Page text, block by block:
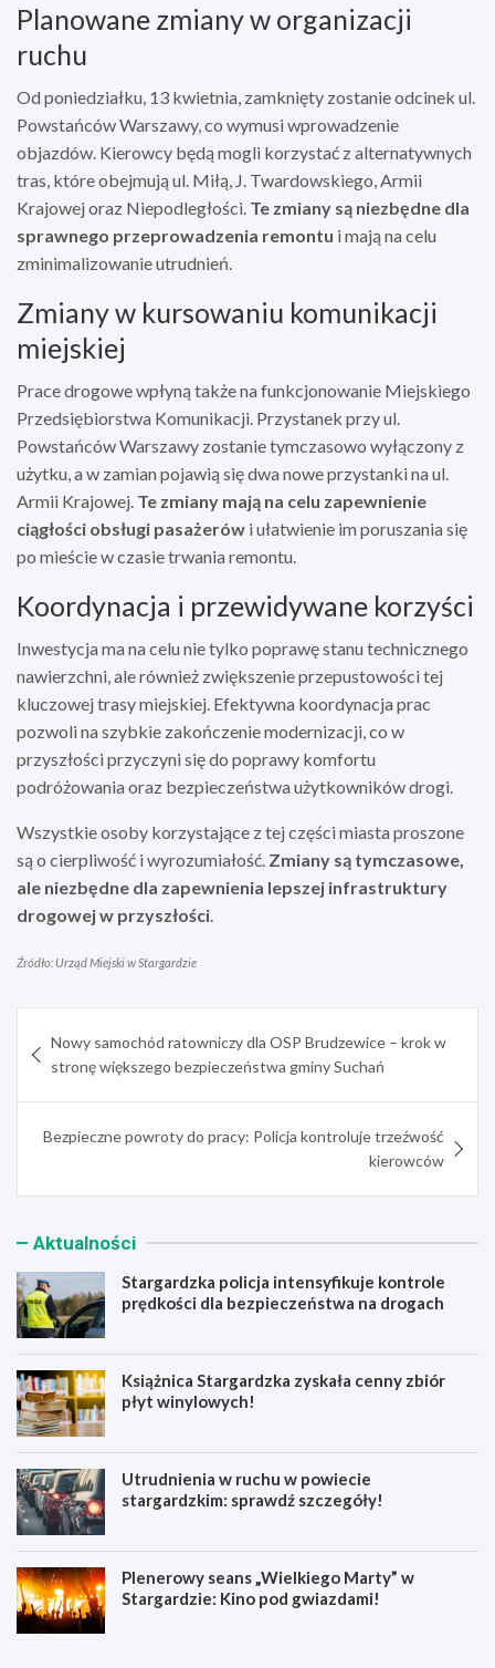
Planowane zmiany w organizacji
ruchu
Od poniedziałku, 13 kwietnia, zamknięty zostanie odcinek ul.
Powstańców Warszawy, co wymusi wprowadzenie
objazdów. Kierowcy będą mogli korzystać z alternatywnych
tras, które obejmują ul. Miłą, J. Twardowskiego, Armii
Krajowej oraz Niepodległości. Te zmiany są niezbędne dla
sprawnego przeprowadzenia remontu i mają na celu
zminimalizowanie utrudnień.
Zmiany w kursowaniu komunikacji
miejskiej
Prace drogowe wpłyną także na funkcjonowanie Miejskiego
Przedsiębiorstwa Komunikacji. Przystanek przy ul.
Powstańców Warszawy zostanie tymczasowo wyłączony z
użytku, a w zamian pojawią się dwa nowe przystanki na ul.
Armii Krajowej. Te zmiany mają na celu zapewnienie
ciągłości obsługi pasażerów i ułatwienie im poruszania się
po mieście w czasie trwania remontu.
Koordynacja i przewidywane korzyści
Inwestycja ma na celu nie tylko poprawę stanu technicznego
nawierzchni, ale również zwiększenie przepustowości tej
kluczowej trasy miejskiej. Efektywna koordynacja prac
pozwoli na szybkie zakończenie modernizacji, co w
przyszłości przyczyni się do poprawy komfortu
podróżowania oraz bezpieczeństwa użytkowników drogi.
Wszystkie osoby korzystające z tej części miasta proszone
są o cierpliwość i wyrozumiałość. Zmiany są tymczasowe,
ale niezbędne dla zapewnienia lepszej infrastruktury
drogowej w przyszłości
Źródło: Urząd Miejski w Stargardzie
wpisu
Nowy samochód ratowniczy dla OSP Brudzewice – krok w
stronę większego bezpieczeństwa gminy Suchań
Bezpieczne powroty do pracy: Policja kontroluje trzeźwość
kierowców
Aktualności
Stargardzka policja intensyfikuje kontrole
prędkości dla bezpieczeństwa na drogach
Książnica Stargardzka zyskała cenny zbiór
płyt winylowych!
Utrudnienia w ruchu w powiecie
stargardzkim: sprawdź szczegóły!
Plenerowy seans „Wielkiego Marty” w
Stargardzie: Kino pod gwiazdami!
S
K